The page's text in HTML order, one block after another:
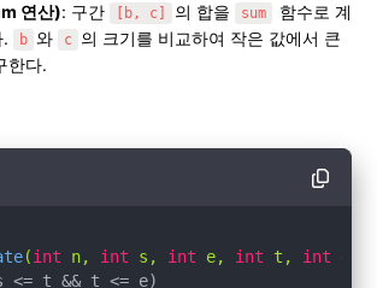
연산): 구간 [b, c] 의 합을 sum
함수로 계
b 와 c 의 크기를 비교하여 작은 값에서 큰
한다.
(int n, int s, int e, int t, int